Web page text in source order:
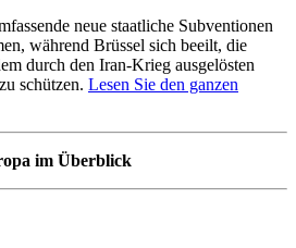
neue staatliche Subventionen
während Brüssel sich beeilt, die
durch den Iran-Krieg ausgelösten
schützen. Lesen Sie den ganzen
im Überblick